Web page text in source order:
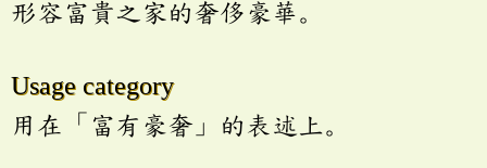
形容富貴之家的奢侈豪華。
Usage category
用在「富有豪奢」的表述上。